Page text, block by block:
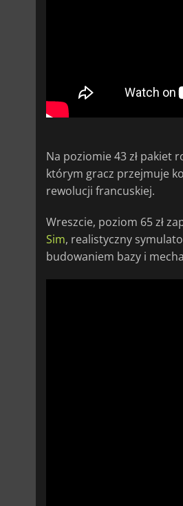
Na poziomie 43 zł pakiet
którym gracz przejmuje
rewolucji francuskiej.
Wreszcie, poziom 65 zł
Sim, realistyczny
budowaniem bazy i